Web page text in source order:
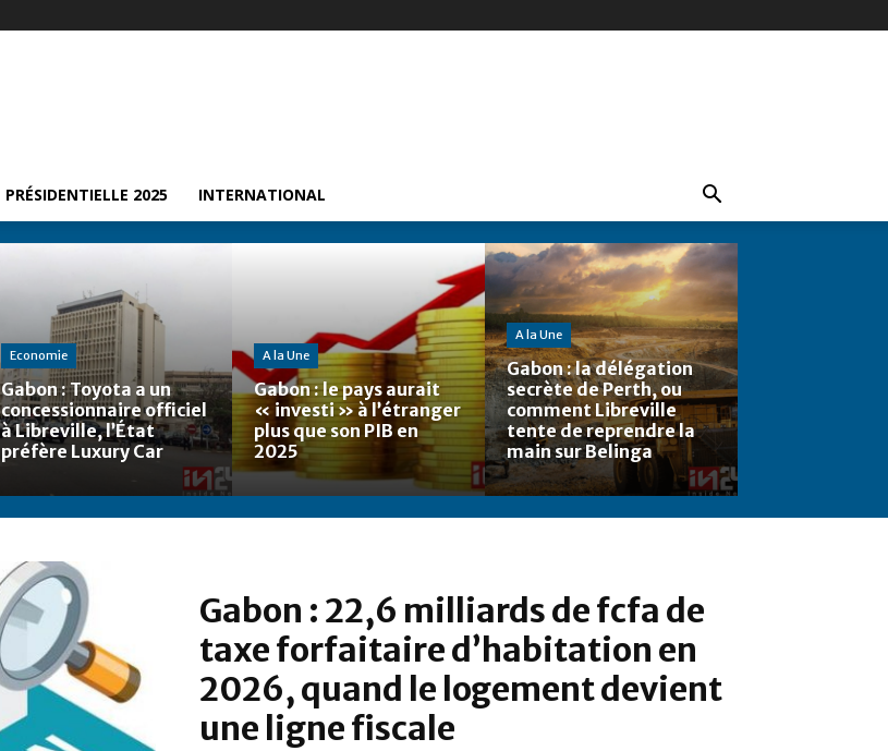
PRÉSIDENTIELLE 2025 INTERNATIONAL
Economie
Gabon : Toyota a un
concessionnaire officiel
à Libreville, l’État
préfère Luxury Car
A la Une
Gabon : le pays aurait
« investi » à l’étranger
plus que son PIB en
2025
A la Une
Gabon : la délégation
secrète de Perth, ou
comment Libreville
tente de reprendre la
main sur Belinga
Gabon : 22,6 milliards de fcfa de
taxe forfaitaire d’habitation en
2026, quand le logement devient
une ligne fiscale